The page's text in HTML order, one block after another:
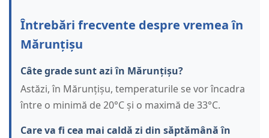
Întrebări frecvente despre vremea în
Mărunțișu
Câte grade sunt azi în Mărunțișu?
Astăzi, în Mărunțișu, temperaturile se vor încadra
între o minimă de 20°C și o maximă de 33°C.
Care va fi cea mai caldă zi din săptămână în